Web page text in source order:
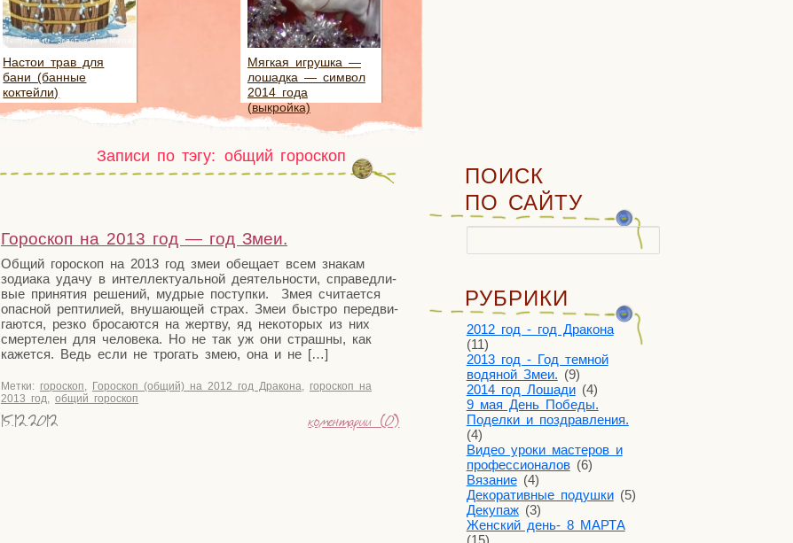
Настои трав для
бани (банные
коктейли)
Мягкая игрушка —
лошадка — символ
2014 года
(выкройка)
Записи по тэгу: общий гороскоп
Гороскоп на 2013 год — год Змеи.
Общий горо­скоп на 2013 год змеи обе­ща­ет всем зна­кам
зоди­а­ка уда­чу в интел­лек­ту­аль­ной дея­тель­но­сти, спра­вед­ли­
вые при­ня­тия реше­ний, муд­рые поступ­ки. Змея счи­та­ет­ся
опас­ной реп­ти­ли­ей, вну­ша­ю­щей страх. Змеи быст­ро пере­дви­
га­ют­ся, рез­ко бро­са­ют­ся на жерт­ву, яд неко­то­рых из них
смер­те­лен для чело­ве­ка. Но не так уж они страш­ны, как
кажет­ся. Ведь если не тро­гать змею, она и не […]
Метки: гороскоп, Гороскоп (общий) на 2012 год Дракона, гороскоп на
2013 год, общий гороскоп
15.12.2012 коментарии (0)
ПОИСК
ПО САЙТУ
РУБРИКИ
2012 год - год Дракона
(11)
2013 год - Год темной
водяной Змеи. (9)
2014 год Лошади(4)
9 мая День Победы.
Поделки и поздравления.
(4)
Видео уроки мастеров и
профессионалов(6)
Вязание(4)
Декоративные подушки(5)
Декупаж(3)
Женский день- 8 МАРТА
(15)